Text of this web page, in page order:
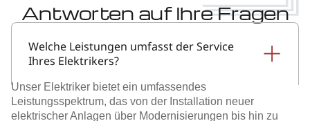
Antworten auf Ihre Fragen
Welche Leistungen umfasst der Service
Ihres Elektrikers?
Unser Elektriker bietet ein umfassendes
Leistungsspektrum, das von der Installation neuer
elektrischer Anlagen über Modernisierungen bis hin zu